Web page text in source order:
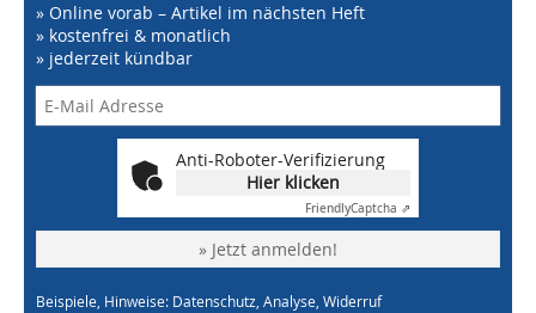
» Online vorab – Artikel im nächsten Heft
» kostenfrei & monatlich
» jederzeit kündbar
Anti-Roboter-Verifizierung
Hier klicken
FriendlyCaptcha ⇗
» Jetzt anmelden!
Beispiele, Hinweise: Datenschutz, Analyse, Widerruf